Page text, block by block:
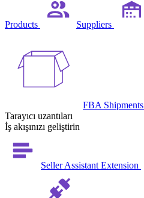
Products Suppliers
FBA Shipments
Tarayıcı uzantıları
İş akışınızı geliştirin
Seller Assistant Extension